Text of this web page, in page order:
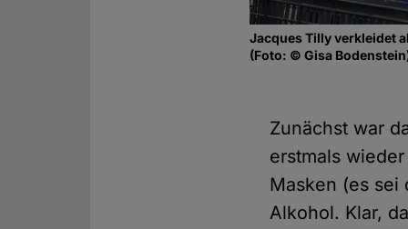
Jacques Tilly verkleidet
(Foto: © Gisa
Zunächst war
erstmals
Masken (es
Alkohol. Klar,